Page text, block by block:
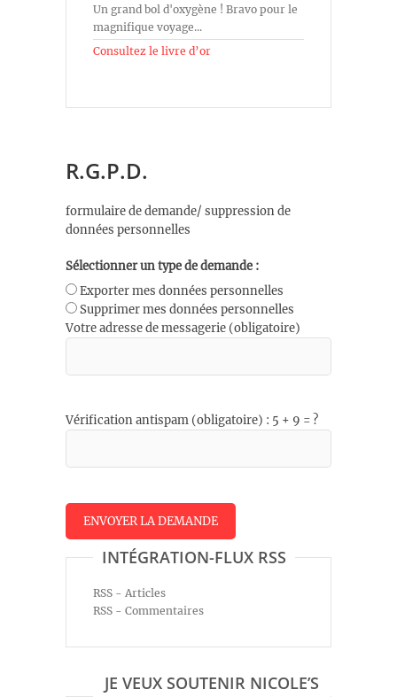
Un grand bol d'oxygène ! Bravo pour le
magnifique voyage...
Consultez le livre d’or
R.G.P.D.
formulaire de demande/ suppression de
données personnelles
Sélectionner un type de demande :
Exporter mes données personnelles
Supprimer mes données personnelles
Votre adresse de messagerie (obligatoire)
Vérification antispam (obligatoire) : 5 + 9 = ?
INTÉGRATION-FLUX RSS
RSS - Articles
RSS - Commentaires
JE VEUX SOUTENIR NICOLE’S